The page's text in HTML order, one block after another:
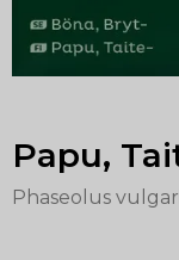
Papu,
Phaseolus